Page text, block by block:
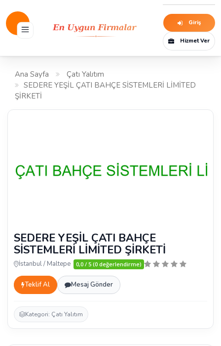
Giriş
Hizmet Ver
Ana Sayfa
Çatı Yalıtım
SEDERE YEŞİL ÇATI BAHÇE SİSTEMLERİ LİMİTED
ŞİRKETİ
SEDERE YEŞİL ÇATI BAHÇE
SİSTEMLERİ LİMİTED ŞİRKETİ
İstanbul / Maltepe 0,0 / 5 (0 değerlendirme)
Teklif Al Mesaj Gönder
Kategori: Çatı Yalıtım